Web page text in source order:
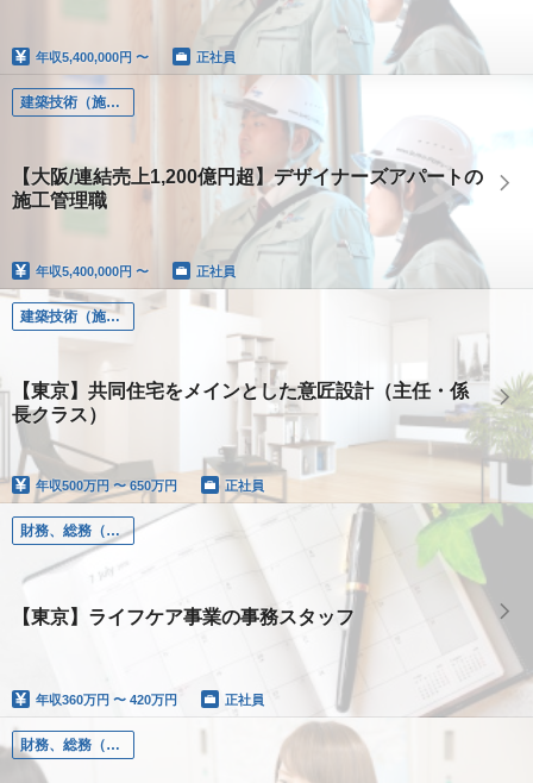
年収5,400,000円 〜 正社員
建築技術（施工管理、設計、土木、設備）
【大阪/連結売上1,200億円超】デザイナーズアパートの
施工管理職
年収5,400,000円 〜 正社員
建築技術（施工管理、設計、土木、設備）
【東京】共同住宅をメインとした意匠設計（主任・係
長クラス）
年収500万円 〜 650万円 正社員
財務、総務（財務、総務、人事、労務）
【東京】ライフケア事業の事務スタッフ
年収360万円 〜 420万円 正社員
財務、総務（財務、総務、人事、労務）